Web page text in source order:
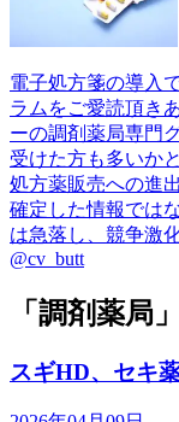
電子処方箋の導入
ラムをご愛読頂き
ーの調剤薬局専門
受けた方も多いか
処方薬販売への進
確定した情報では
は急落し、競争激
@cv_butt
「調剤薬局
スギHD、セキ